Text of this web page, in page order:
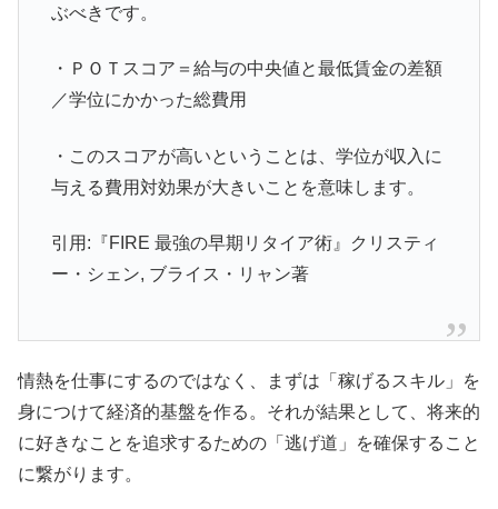
ぶべきです。
・ＰＯＴスコア＝給与の中央値と最低賃金の差額
／学位にかかった総費用
・このスコアが高いということは、学位が収入に
与える費用対効果が大きいことを意味します。
引用:『FIRE 最強の早期リタイア術』クリスティ
ー・シェン, ブライス・リャン著
情熱を仕事にするのではなく、まずは「稼げるスキル」を
身につけて経済的基盤を作る。それが結果として、将来的
に好きなことを追求するための「逃げ道」を確保すること
に繋がります。